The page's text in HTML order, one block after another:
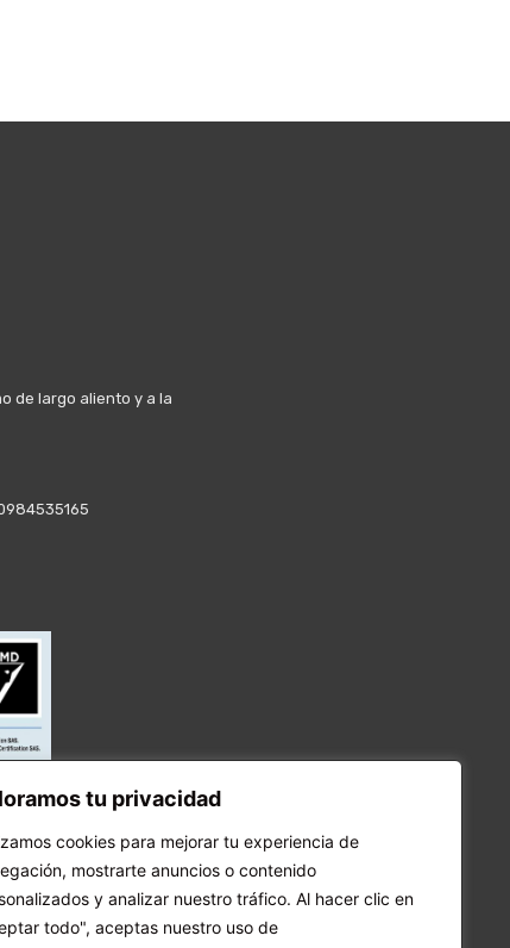
tu privacidad
cookies para mejorar tu experiencia de
mostrarte anuncios o contenido
y analizar nuestro tráfico. Al hacer clic en
todo", aceptas nuestro uso de
de largo aliento y a la